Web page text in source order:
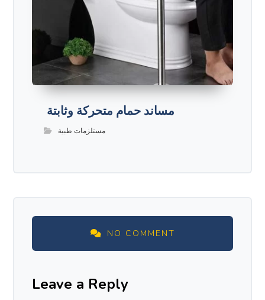
مساند حمام متحركة وثابتة
مستلزمات طبية
NO COMMENT
Leave a Reply